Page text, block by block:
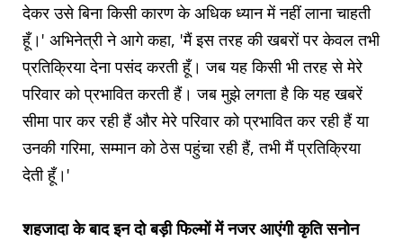
देकर उसे बिना किसी कारण के अधिक ध्यान में नहीं लाना चाहती
हूँ।' अभिनेत्री ने आगे कहा, 'मैं इस तरह की खबरों पर केवल तभी
प्रतिक्रिया देना पसंद करती हूँ। जब यह किसी भी तरह से मेरे
परिवार को प्रभावित करती हैं। जब मुझे लगता है कि यह खबरें
सीमा पार कर रही हैं और मेरे परिवार को प्रभावित कर रही हैं या
उनकी गरिमा, सम्मान को ठेस पहुंचा रही हैं, तभी मैं प्रतिक्रिया
देती हूँ।'
शहजादा के बाद इन दो बड़ी फिल्मों में नजर आएंगी कृति सनोन